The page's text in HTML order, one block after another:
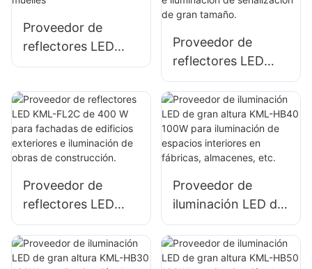
iluminación de
letreros grandes.
Proveedor de
reflectores LED
KML-FL05 de 300
de puertos y
muelles
Proveedor de
reflectores LED
KML-FL2C de 50 W
para vallas
publicitarias
exteriores e
iluminación de
gran tamaño.
Proveedor de
reflectores LED
KML-FL2C de 400
W para fachadas
de edificios
Proveedor de
iluminación LED de
gran altura KML-
HB40 100W para
iluminación de